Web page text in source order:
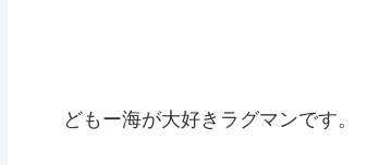
どもー海が大好きラグマンです。